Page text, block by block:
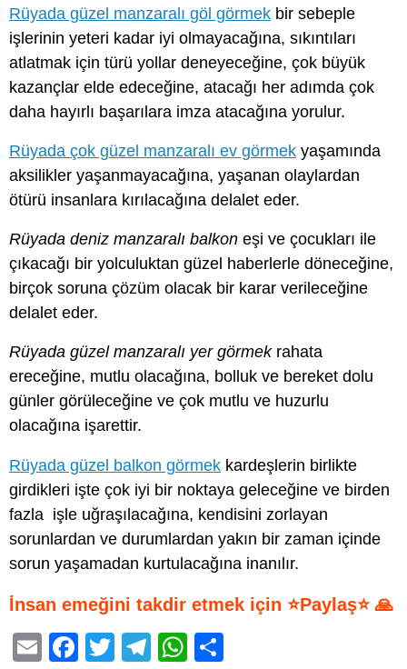
Rüyada güzel manzaralı göl görmek bir sebeple
işlerinin yeteri kadar iyi olmayacağına, sıkıntıları
atlatmak için türü yollar deneyeceğine, çok büyük
kazançlar elde edeceğine, atacağı her adımda çok
daha hayırlı başarılara imza atacağına yorulur.
Rüyada çok güzel manzaralı ev görmek yaşamında
aksilikler yaşanmayacağına, yaşanan olaylardan
ötürü insanlara kırılacağına delalet eder.
Rüyada deniz manzaralı balkon eşi ve çocukları ile
çıkacağı bir yolculuktan güzel haberlerle döneceğine,
birçok soruna çözüm olacak bir karar verileceğine
delalet eder.
Rüyada güzel manzaralı yer görmekrahata
ereceğine, mutlu olacağına, bolluk ve bereket dolu
günler görüleceğine ve çok mutlu ve huzurlu
olacağına işarettir.
Rüyada güzel balkon görmek kardeşlerin birlikte
girdikleri işte çok iyi bir noktaya geleceğine ve birden
fazla işle uğraşılacağına, kendisini zorlayan
sorunlardan ve durumlardan yakın bir zaman içinde
sorun yaşamadan kurtulacağına inanılır.
İnsan emeğini takdir etmek için ⭐Paylaş⭐ 🙏
E
F
T
T
W